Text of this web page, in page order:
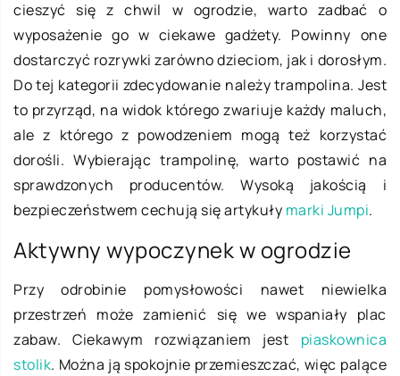
cieszyć się z chwil w ogrodzie, warto zadbać o
wyposażenie go w ciekawe gadżety. Powinny one
dostarczyć rozrywki zarówno dzieciom, jak i dorosłym.
Do tej kategorii zdecydowanie należy trampolina. Jest
to przyrząd, na widok którego zwariuje każdy maluch,
ale z którego z powodzeniem mogą też korzystać
dorośli. Wybierając trampolinę, warto postawić na
sprawdzonych producentów. Wysoką jakością i
bezpieczeństwem cechują się artykuły marki Jumpi.
Aktywny wypoczynek w ogrodzie
Przy odrobinie pomysłowości nawet niewielka
przestrzeń może zamienić się we wspaniały plac
zabaw. Ciekawym rozwiązaniem jest piaskownica
stolik. Można ją spokojnie przemieszczać, więc palące